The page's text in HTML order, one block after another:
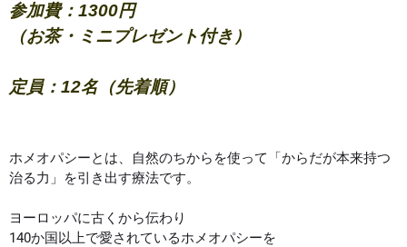
参加費：1300円
（お茶・ミニプレゼント付き）
定員：12名（先着順）
ホメオパシーとは、自然のちからを使って「からだが本来持つ
治る力」を引き出す療法です。
ヨーロッパに古くから伝わり
140か国以上で愛されているホメオパシーを